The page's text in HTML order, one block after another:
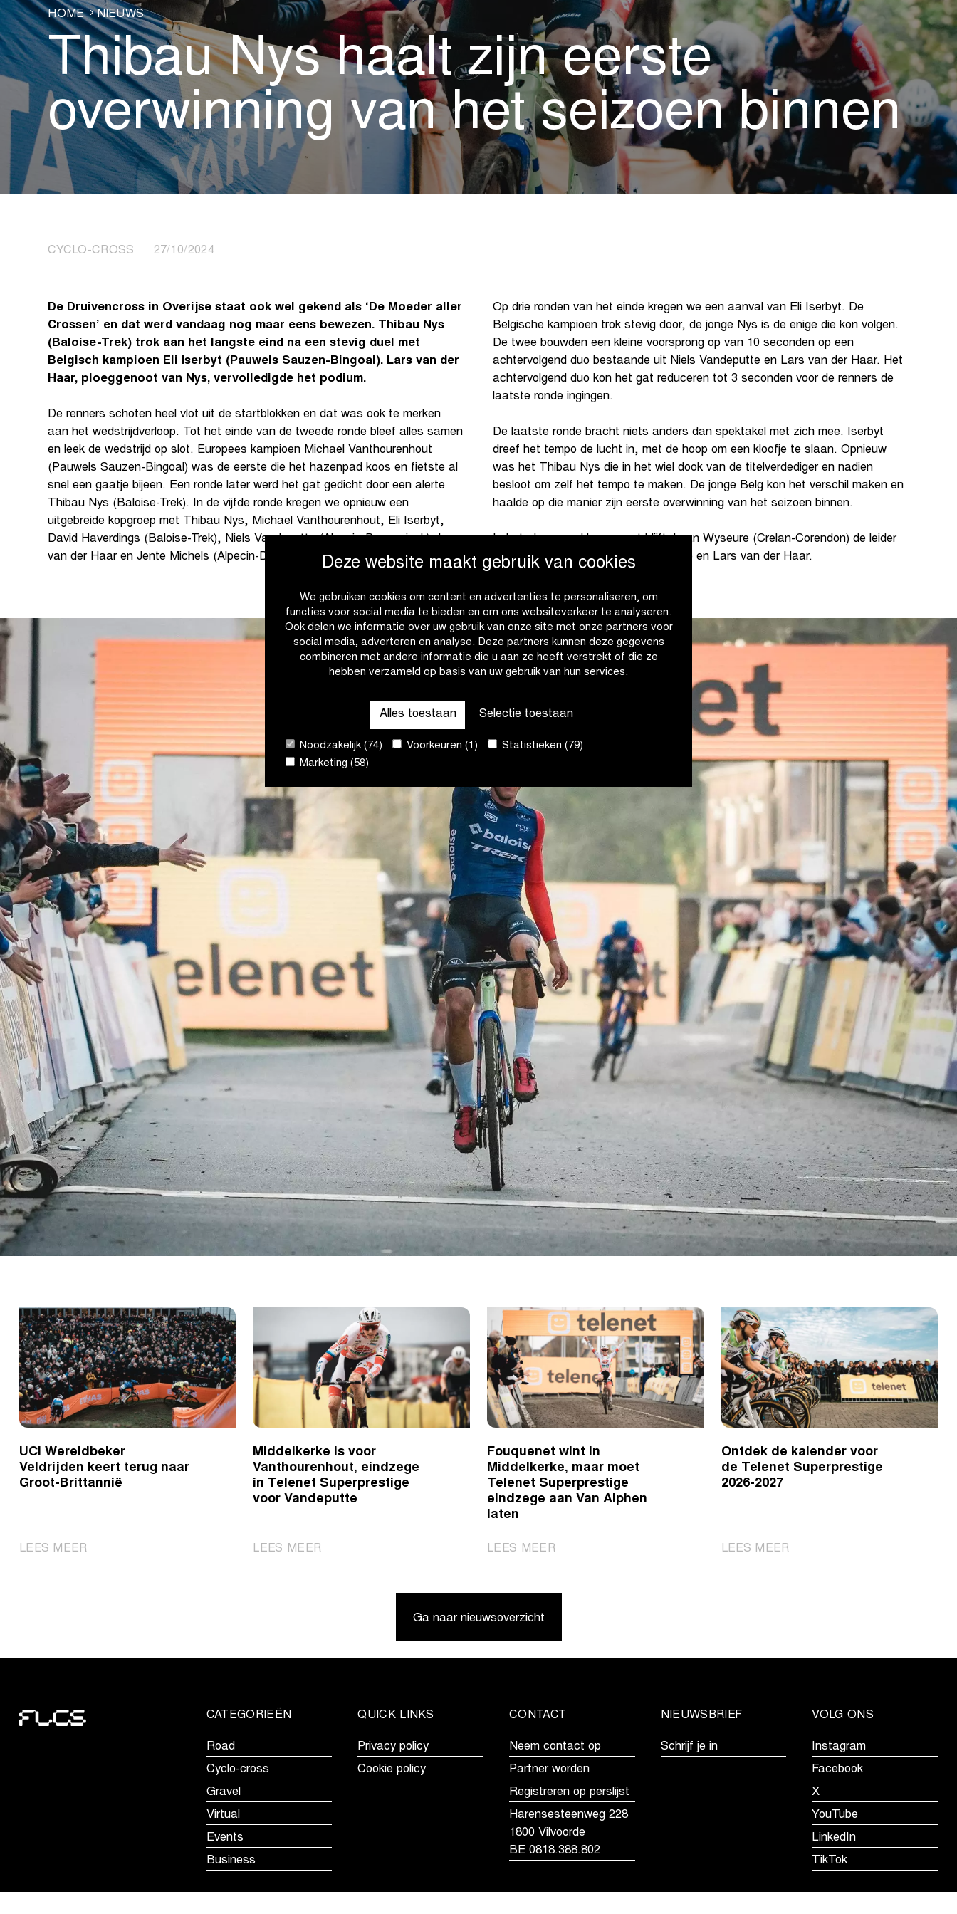
Deze website maakt gebruik van cookies
We gebruiken cookies om content en advertenties te personaliseren, om
functies voor social media te bieden en om ons websiteverkeer te analyseren.
Ook delen we informatie over uw gebruik van onze site met onze partners voor
social media, adverteren en analyse. Deze partners kunnen deze gegevens
combineren met andere informatie die u aan ze heeft verstrekt of die ze
hebben verzameld op basis van uw gebruik van hun services.
Alles toestaan Selectie toestaan
Noodzakelijk (74) Voorkeuren (1)
Statistieken (79)
Marketing (58)
HOME NIEUWS
Thibau Nys haalt zijn eerste
overwinning van het seizoen binnen
CYCLO-CROSS 27/10/2024
De Druivencross in Overijse staat ook wel gekend als ‘De Moeder aller
Crossen’ en dat werd vandaag nog maar eens bewezen. Thibau Nys
(Baloise-Trek) trok aan het langste eind na een stevig duel met
Belgisch kampioen Eli Iserbyt (Pauwels Sauzen-Bingoal). Lars van der
Haar, ploeggenoot van Nys, vervolledigde het podium.
De renners schoten heel vlot uit de startblokken en dat was ook te merken
aan het wedstrijdverloop. Tot het einde van de tweede ronde bleef alles samen
en leek de wedstrijd op slot. Europees kampioen Michael Vanthourenhout
(Pauwels Sauzen-Bingoal) was de eerste die het hazenpad koos en fietste al
snel een gaatje bijeen. Een ronde later werd het gat gedicht door een alerte
Thibau Nys (Baloise-Trek). In de vijfde ronde kregen we opnieuw een
uitgebreide kopgroep met Thibau Nys, Michael Vanthourenhout, Eli Iserbyt,
David Haverdings (Baloise-Trek), Niels Vandeputte (Alpecin-Deceuninck), Lars
van der Haar en Jente Michels (Alpecin-Deceuninck).
Op drie ronden van het einde kregen we een aanval van Eli Iserbyt. De
Belgische kampioen trok stevig door, de jonge Nys is de enige die kon volgen.
De twee bouwden een kleine voorsprong op van 10 seconden op een
achtervolgend duo bestaande uit Niels Vandeputte en Lars van der Haar. Het
achtervolgend duo kon het gat reduceren tot 3 seconden voor de renners de
laatste ronde ingingen.
De laatste ronde bracht niets anders dan spektakel met zich mee. Iserbyt
dreef het tempo de lucht in, met de hoop om een kloofje te slaan. Opnieuw
was het Thibau Nys die in het wiel dook van de titelverdediger en nadien
besloot om zelf het tempo te maken. De jonge Belg kon het verschil maken en
haalde op die manier zijn eerste overwinning van het seizoen binnen.
In het algemeen klassement blijft Joran Wyseure (Crelan-Corendon) de leider
met 26 punten, voor Niels Vandeputte en Lars van der Haar.
UCI Wereldbeker
Veldrijden keert terug naar
Groot-Brittannië
LEES MEER|
Middelkerke is voor
Vanthourenhout, eindzege
in Telenet Superprestige
voor Vandeputte
LEES MEER|
Fouquenet wint in
Middelkerke, maar moet
Telenet Superprestige
eindzege aan Van Alphen
laten
LEES MEER|
eindzege
Van
Alphen
laten
Ontdek de kalender voor
de Telenet Superprestige
2026-2027
LEES MEER|
2027
Ga naar nieuwsoverzicht
CATEGORIEËN
Road
Cyclo-cross
Gravel
Virtual
Events
Business
QUICK LINKS
Privacy policy
Cookie policy
CONTACT
Neem contact op
Partner worden
Registreren op perslijst
Harensesteenweg 228
1800 Vilvoorde
BE 0818.388.802
NIEUWSBRIEF
Schrijf je in
VOLG ONS
Instagram
Facebook
X
YouTube
LinkedIn
TikTok